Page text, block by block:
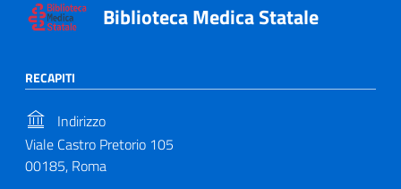
Biblioteca Medica Statale
RECAPITI
Indirizzo
Viale Castro Pretorio 105
00185, Roma